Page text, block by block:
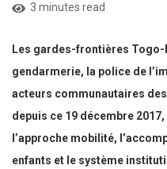
3 minutes read
Les gardes-frontières Togo-
gendarmerie, la police de
acteurs communautaires
depuis ce 19 décembre
l’approche mobilité,
enfants et le système